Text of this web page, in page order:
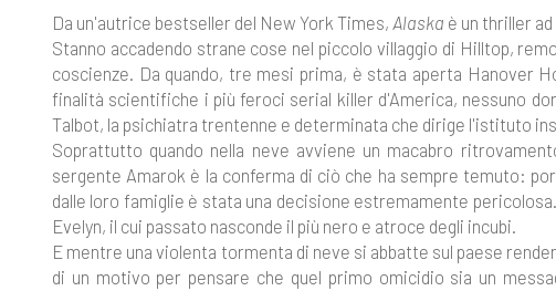
Da un'autrice bestseller del New York Times, Alaska è un thriller
Stanno accadendo strane cose nel piccolo villaggio di Hilltop,
coscienze. Da quando, tre mesi prima, è stata aperta Hanover
finalità scientifiche i più feroci serial killer d'America, nessuno
Talbot, la psichiatra trentenne e determinata che dirige l'istituto
Soprattutto quando nella neve avviene un macabro
sergente Amarok è la conferma di ciò che ha sempre temuto:
dalle loro famiglie è stata una decisione estremamente
Evelyn, il cui passato nasconde il più nero e atroce degli incubi.
E mentre una violenta tormenta di neve si abbatte sul paese
di un motivo per pensare che quel primo omicidio sia un